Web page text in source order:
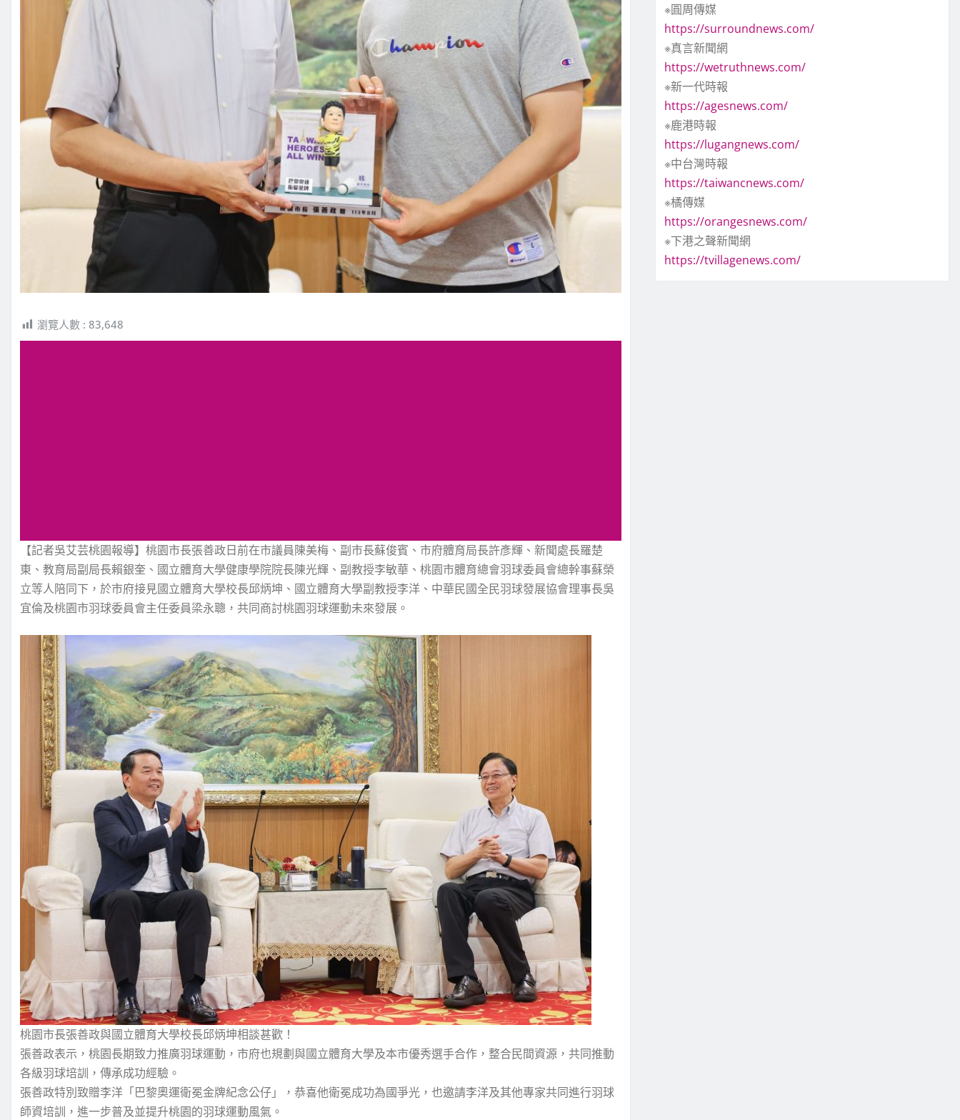
瀏覽人數 : 83,648
【記者吳艾芸桃園報導】桃園市長張善政日前在市議員陳美梅、副市長蘇俊賓、市府體育局長許彥輝、新聞處長羅楚
東、教育局副局長賴銀奎、國立體育大學健康學院院長陳光輝、副教授李敏華、桃園市體育總會羽球委員會總幹事蘇榮
立等人陪同下，於市府接見國立體育大學校長邱炳坤、國立體育大學副教授李洋、中華民國全民羽球發展協會理事長吳
宜倫及桃園市羽球委員會主任委員梁永聰，共同商討桃園羽球運動未來發展。
桃園市長張善政與國立體育大學校長邱炳坤相談甚歡！
張善政表示，桃園長期致力推廣羽球運動，市府也規劃與國立體育大學及本市優秀選手合作，整合民間資源，共同推動
各級羽球培訓，傳承成功經驗。
張善政特別致贈李洋「巴黎奧運衛冕金牌紀念公仔」，恭喜他衛冕成功為國爭光，也邀請李洋及其他專家共同進行羽球
師資培訓，進一步普及並提升桃園的羽球運動風氣。
※圓周傳媒
https://surroundnews.com/
※真言新聞網
https://wetruthnews.com/
※新一代時報
https://agesnews.com/
※鹿港時報
https://lugangnews.com/
※中台灣時報
https://taiwancnews.com/
※橘傳媒
https://orangesnews.com/
※下港之聲新聞網
https://tvillagenews.com/